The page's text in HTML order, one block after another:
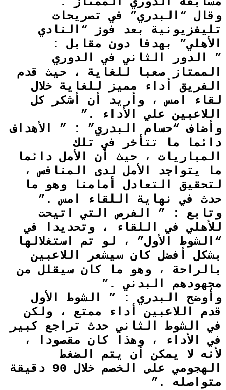
ﻭﻗﺎﻝ “ﺍﻟﺒﺪﺭﻱ” ﻓﻲ ﺗﺼﺮﻳﺤﺎﺕ
ﺗﻠﻴﻔﺰﻳﻮﻧﻴﺔ بعد ﻓﻮﺯ “النادي
ﺍﻷﻫﻠﻲ” ﺑﻬﺪﻓﺎ ﺩﻭﻥ ﻣﻘﺎﺑﻞ :
” ﺍﻟﺪﻭﺭ ﺍﻟﺜﺎﻧﻲ ﻓﻲ ﺍﻟﺪﻭﺭﻱ
الممتاز ﺻﻌﺒﺎ ﻟﻠﻐﺎﻳﺔ ، ﺣﻴﺚ ﻗﺪﻡ
ﺍﻟﻔﺮﻳﻖ ﺃﺩﺍﺀ ﻣﻤﻴﺰ ﻟﻠﻐﺎﻳﺔ ﺧﻼﻝ
ﻟﻘﺎﺀ ﺍمس ، ﻭﺃﺭﻳﺪ ﺃﻥ ﺃﺷﻜﺮ كل
ﺍﻟﻼﻋﺒﻴﻦ علي الأداء .”
ﻭﺃﺿﺎﻑ “حسام ﺍﻟﺒﺪﺭﻱ” : ” ﺍﻷﻫﺪﺍﻑ
ﺩﺍﺋﻤﺎ ﻣﺎ ﺗﺘﺄﺧﺮ ﻓﻲ ﺗﻠﻚ
ﺍﻟﻤﺒﺎﺭﻳﺎﺕ ، ﺣﻴﺚ ﺃﻥ ﺍﻷﻣﻞ ﺩﺍﺋﻤﺎ
ﻣﺎ ﻳﺘﻮﺍﺟﺪ ﺍﻷﻣﻞ ﻟﺪﻯ ﺍﻟﻤﻨﺎﻓﺲ ،
ﻟﺘﺤﻘﻴﻖ ﺍﻟﺘﻌﺎﺩﻝ ﺃﻣﺎﻣﻨﺎ ﻭﻫﻮ ﻣﺎ
ﺣﺪﺙ ﻓﻲ ﻧﻬﺎﻳﺔ ﺍﻟﻠﻘﺎﺀ ﺍمس .”
ﻭﺗﺎﺑﻊ : ” ﺍﻟﻔﺮﺹ ﺍﻟﺘﻲ ﺍﺗﻴﺤﺖ
للأهلي ﻓﻲ ﺍﻟﻠﻘﺎﺀ ، ﻭﺗﺤﺪﻳﺪﺍ ﻓﻲ
“ﺍﻟﺸﻮﻁ ﺍﻷﻭﻝ” ، ﻟﻮ ﺗﻢ ﺍﺳﺘﻐﻼﻟﻬﺎ
بشكل أفضل ﻛﺎﻥ ﺳﻴﺸﻌﺮ ﺍﻟﻼﻋﺒﻴﻦ
ﺑﺎﻟﺮﺍﺣﺔ ، ﻭﻫﻮ ﻣﺎ ﻛﺎﻥ ﺳﻴﻘﻠﻞ ﻣﻦ
ﻣﺠﻬﻮﺩﻫﻢ ﺍﻟﺒﺪﻧﻲ .”
ﻭﺃﻭﺿﺢ ﺍﻟﺒﺪﺭﻱ : ” ﺍﻟﺸﻮﻁ ﺍﻷﻭﻝ
ﻗﺪﻡ ﺍﻟﻼﻋﺒﻴﻦ ﺃﺩﺍﺀ ﻣﻤﺘﻊ ، ﻭﻟﻜﻦ
ﻓﻲ ﺍﻟﺸﻮﻁ ﺍﻟﺜﺎﻧﻲ ﺣﺪﺙ ﺗﺮﺍﺟﻊ ﻛﺒﻴﺮ
في الأداء ، ﻭﻫﺬﺍ ﻛﺎﻥ ﻣﻘﺼﻮﺩﺍ ،
ﻷﻧﻪ ﻻ ﻳﻤﻜﻦ ﺃﻥ ﻳﺘﻢ ﺍﻟﻀﻐﻂ
ﺍﻟﻬﺠﻮﻣﻲ ﻋﻠﻰ ﺍﻟﺨﺼﻢ ﺧﻼﻝ 90 ﺩﻗﻴﻘﺔ
ﻣﺘﻮﺍﺻﻠﻪ .”